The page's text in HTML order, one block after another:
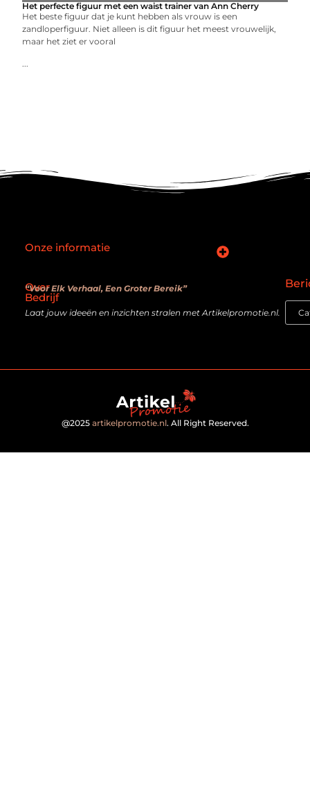
Het perfecte figuur met een waist trainer van Ann Cherry
Het beste figuur dat je kunt hebben als vrouw is een
zandloperfiguur. Niet alleen is dit figuur het meest vrouwelijk,
maar het ziet er vooral
...
Over
Bedrijf
“Voor Elk Verhaal, Een Groter Bereik”
Laat jouw ideeën en inzichten stralen met Artikelpromotie.nl.
Onze informatie
@2025 artikelpromotie.nl. All Right Reserved.